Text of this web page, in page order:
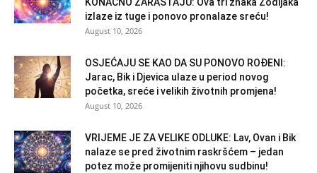
KONAČNO ZARASTAJU: Ova tri znaka Zodijaka
izlaze iz tuge i ponovo pronalaze sreću!
August 10, 2026
OSJEĆAJU SE KAO DA SU PONOVO ROĐENI:
Jarac, Bik i Djevica ulaze u period novog
početka, sreće i velikih životnih promjena!
August 10, 2026
VRIJEME JE ZA VELIKE ODLUKE: Lav, Ovan i Bik
nalaze se pred životnim raskršćem – jedan
potez može promijeniti njihovu sudbinu!